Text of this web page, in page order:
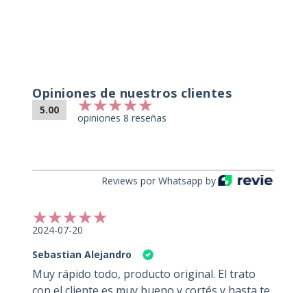
Opiniones de nuestros clientes
5.00
opiniones 8 reseñas
Reviews por Whatsapp by
2024-07-20
Sebastian Alejandro
Muy rápido todo, producto original. El trato
con el cliente es muy bueno y cortés y hasta te